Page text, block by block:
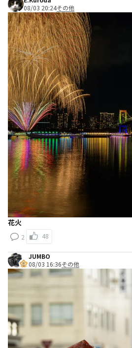
08/03 20:24その他
花火
2 48
JUMBO
08/03 16:36その他